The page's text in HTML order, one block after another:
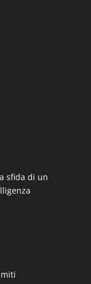
sfida di un